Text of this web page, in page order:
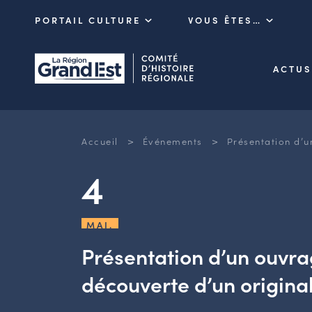
PORTAIL CULTURE VOUS ÊTES…
ACTUS
Accueil > Événements > Présentation
4
MAI.
Présentation d’un
découverte d’un